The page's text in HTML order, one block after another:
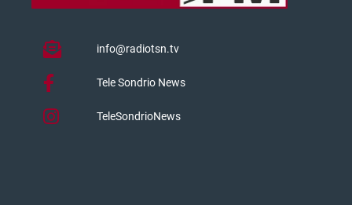
info@radiotsn.tv
Tele Sondrio News
TeleSondrioNews